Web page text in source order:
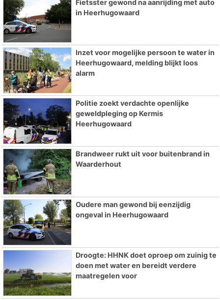
Fietsster gewond na aanrijding met auto
in Heerhugowaard
Inzet voor mogelijke persoon te water in
Heerhugowaard, melding blijkt loos
alarm
Politie zoekt verdachte openlijke
geweldpleging op Kermis
Heerhugowaard
Brandweer rukt uit voor buitenbrand in
Waarderhout
Oudere man gewond bij eenzijdig
ongeval in Heerhugowaard
Droogte: HHNK doet oproep om zuinig te
doen met water en bereidt verdere
maatregelen voor